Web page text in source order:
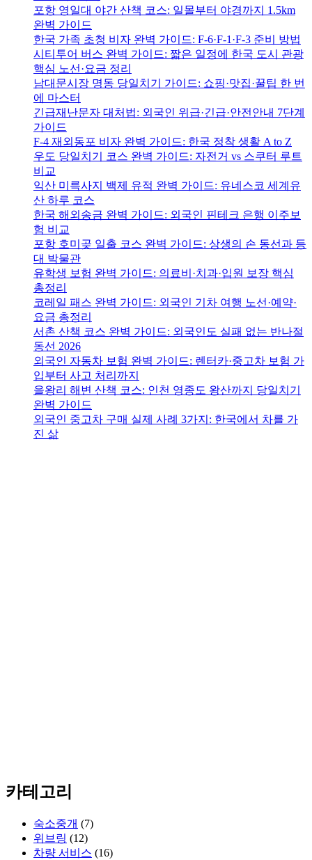
포항 영일대 야간 산책 코스: 일몰부터 야경까지 1.5km
완벽 가이드
한국 가족 초청 비자 완벽 가이드: F-6·F-1·F-3 준비 방법
시티투어 버스 완벽 가이드: 짧은 일정에 한국 도시 관광
핵심 노선·요금 정리
남대문시장 명동 당일치기 가이드: 쇼핑·맛집·꿀팁 한 번
에 마스터
긴급재난문자 대처법: 외국인 위급·긴급·안전안내 7단계
가이드
F-4 재외동포 비자 완벽 가이드: 한국 정착 생활 A to Z
우도 당일치기 코스 완벽 가이드: 자전거 vs 스쿠터 루트
비교
익산 미륵사지 백제 유적 완벽 가이드: 유네스코 세계유
산 하루 코스
한국 해외송금 완벽 가이드: 외국인 핀테크 은행 이주보
험 비교
포항 호미곶 일출 코스 완벽 가이드: 상생의 손 동선과 등
대 박물관
유학생 보험 완벽 가이드: 의료비·치과·입원 보장 핵심
총정리
코레일 패스 완벽 가이드: 외국인 기차 여행 노선·예약·
요금 총정리
서촌 산책 코스 완벽 가이드: 외국인도 실패 없는 반나절
동선 2026
외국인 자동차 보험 완벽 가이드: 렌터카·중고차 보험 가
입부터 사고 처리까지
을왕리 해변 산책 코스: 인천 영종도 왕산까지 당일치기
완벽 가이드
외국인 중고차 구매 실제 사례 3가지: 한국에서 차를 가
진 삶
카테고리
숙소중개 (7)
위브링 (12)
차량 서비스 (16)